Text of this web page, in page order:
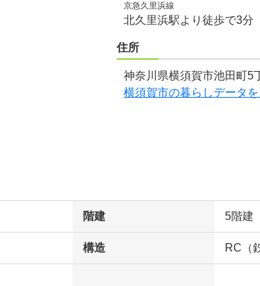
京急久里浜線
北久里浜駅より徒歩で3分
住所
神奈川県横須賀市池田町5
横須賀市の暮らしデータを
階建 5階建
構造 RC（